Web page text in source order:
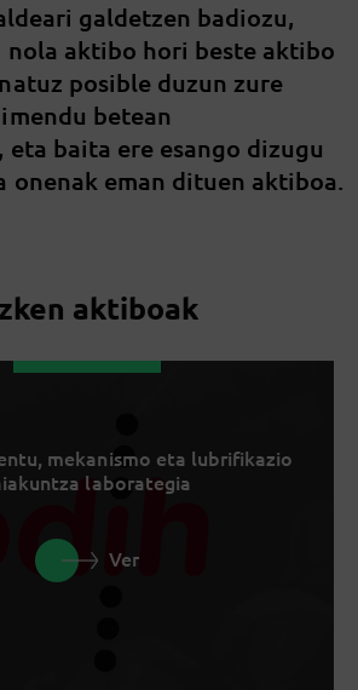
galdetzen badiozu,
nola aktibo hori beste aktibo
posible duzun zure
betean
baita ere esango dizugu
onenak eman dituen aktiboa.
aktiboak
mekanismo eta lubrifikazio
laborategia
Ver